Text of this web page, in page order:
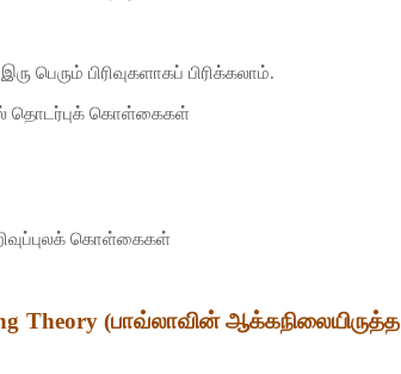
இரு பெரும் பிரிவுகளாகப் பிரிக்கலாம்.
தொடர்புக் கொள்கைகள்
கொள்கைகள்
Theory(பாவ்லாவின் ஆக்கநிலையிருத்த